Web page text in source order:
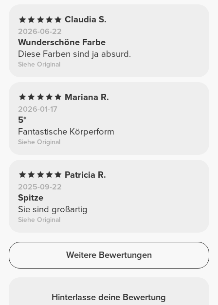
Claudia S.
2026-06-22
Wunderschöne Farbe
Diese Farben sind ja absurd.
Siehe Original
Mariana R.
2026-01-17
5*
Fantastische Körperform
Siehe Original
Patricia R.
2025-09-22
Spitze
Sie sind großartig
Siehe Original
Weitere Bewertungen
Hinterlasse deine Bewertung